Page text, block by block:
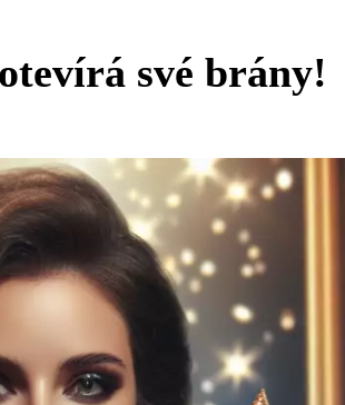
své brány!